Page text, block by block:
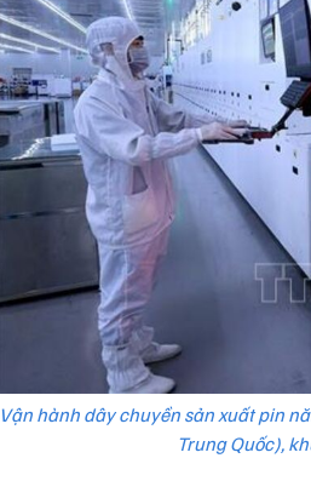
Vận hành dây chuyền sản xuất pin
Trung Quốc),